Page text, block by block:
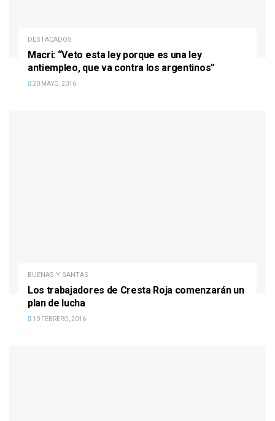
DESTACADOS
Macri: “Veto esta ley porque es una ley
antiempleo, que va contra los argentinos”
20 MAYO, 2016
BUENAS Y SANTAS
Los trabajadores de Cresta Roja comenzarán un
plan de lucha
10 FEBRERO, 2016